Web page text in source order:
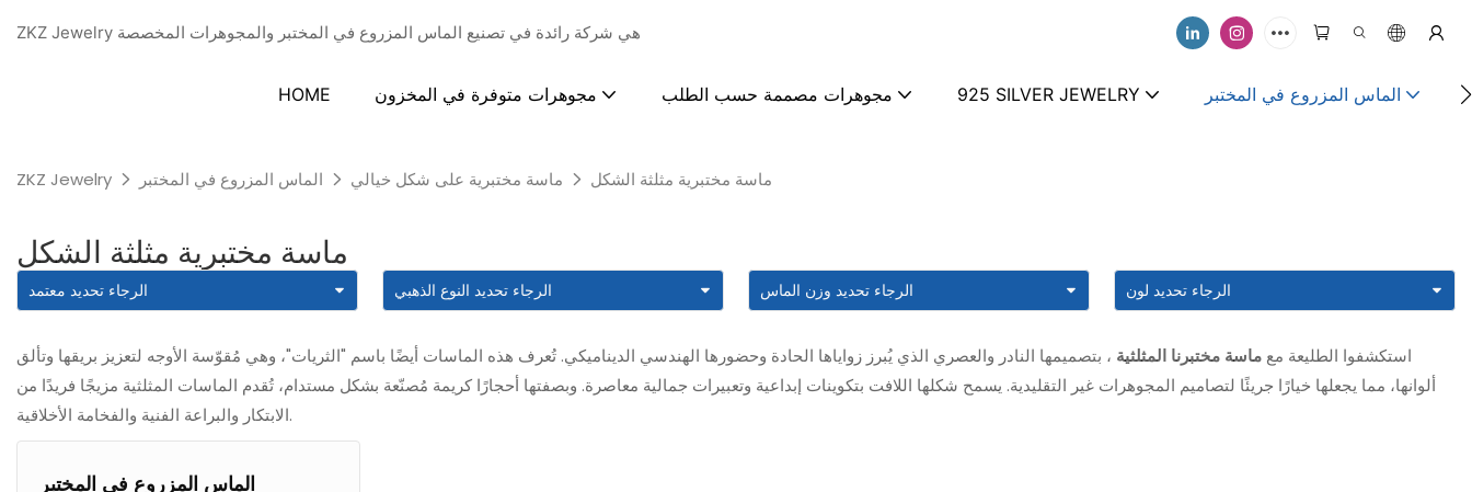
ZKZ Jewelry هي شركة رائدة في تصنيع الماس المزروع في المختبر والمجوهرات المخصصة
HOME مجوهرات متوفرة في المخزون مجوهرات مصممة حسب الطلب 925 SILVER JEWELRY الماس المزروع في المختبر
ZKZ Jewelry الماس المزروع في المختبر ماسة مختبرية على شكل خيالي ماسة مختبرية مثلثة الشكل
ماسة مختبرية مثلثة الشكل
استكشفوا الطليعة مع ماسة مختبرنا المثلثية ، بتصميمها النادر والعصري الذي يُبرز زواياها الحادة وحضورها الهندسي الديناميكي. تُعرف هذه الماسات أيضًا باسم "الثريات"، وهي مُقوّسة الأوجه لتعزيز بريقها وتألق
ألوانها، مما يجعلها خيارًا جريئًا لتصاميم المجوهرات غير التقليدية. يسمح شكلها اللافت بتكوينات إبداعية وتعبيرات جمالية معاصرة. وبصفتها أحجارًا كريمة مُصنّعة بشكل مستدام، تُقدم الماسات المثلثية مزيجًا فريدًا من
الابتكار والبراعة الفنية والفخامة الأخلاقية.
الماس المزروع في المختبر